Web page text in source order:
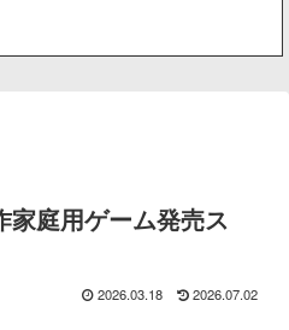
家庭用ゲーム発売ス
2026.03.18 2026.07.02